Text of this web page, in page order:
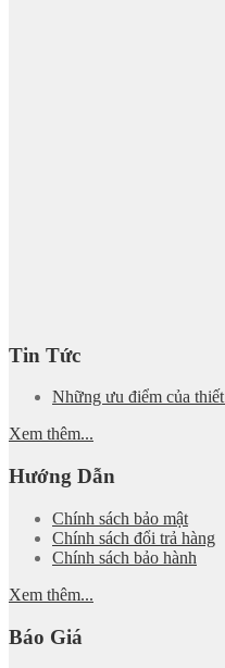
Tin Tức
Những ưu điểm của
Xem thêm...
Hướng Dẫn
Chính sách bảo mật
Chính sách đổi trả hàng
Chính sách bảo hành
Xem thêm...
Báo Giá